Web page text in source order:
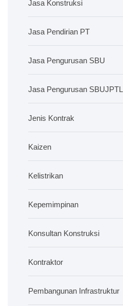
Jasa Konstruksi
Jasa Pendirian PT
Jasa Pengurusan SBU
Jasa Pengurusan SBUJPTL
Jenis Kontrak
Kaizen
Kelistrikan
Kepemimpinan
Konsultan Konstruksi
Kontraktor
Pembangunan Infrastruktur